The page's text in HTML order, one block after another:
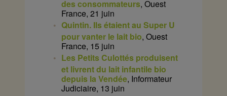
des consommateurs, Ouest
France, 21 juin
Quintin. Ils étaient au Super U
pour vanter le lait bio, Ouest
France, 15 juin
Les Petits Culottés produisent
et livrent du lait infantile bio
depuis la Vendée, Informateur
Judiciaire, 13 juin